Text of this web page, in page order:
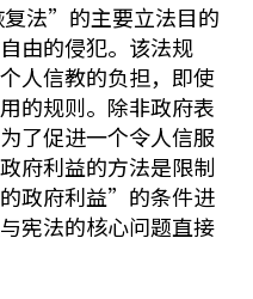
法”的主要立法目的
由的侵犯。该法规
人信教的负担，即使
的规则。除非政府表
了促进一个令人信服
府利益的方法是限制
政府利益”的条件进
宪法的核心问题直接